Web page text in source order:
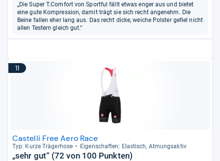
„Die Super T.Comfort von Sportful fällt etwas enger aus und bietet
eine gute Kompression, damit trägt sie sich recht angenehm. Die
Beine fallen eher lang aus. Das recht dicke, weiche Polster gefiel nicht
allen Testern gleich gut.“
11
Castelli Free Aero Race
Typ: Kurze Trä­ger­hose Eigen­schaf­ten: Elas­tisch, Atmungs­ak­tiv
„sehr gut“ (72 von 100 Punkten)